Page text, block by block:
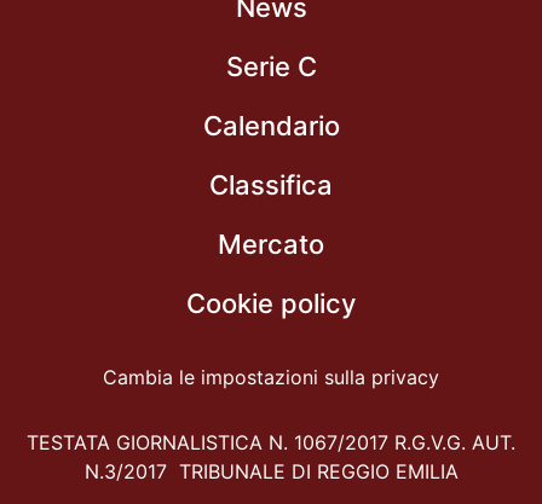
News
Serie C
Calendario
Classifica
Mercato
Cookie policy
Cambia le impostazioni sulla privacy
TESTATA GIORNALISTICA N. 1067/2017 R.G.V.G. AUT.
N.3/2017 TRIBUNALE DI REGGIO EMILIA